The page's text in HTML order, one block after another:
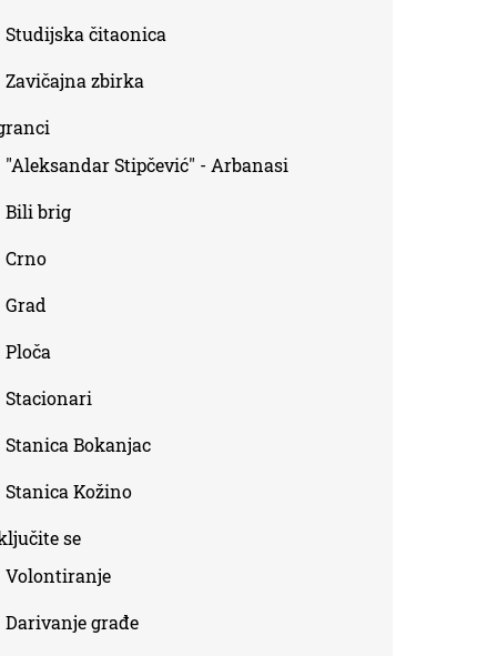
Studijska čitaonica
Zavičajna zbirka
"Aleksandar Stipčević" - Arbanasi
Bili brig
Crno
Grad
Ploča
Stacionari
Stanica Bokanjac
Stanica Kožino
se
Volontiranje
Darivanje građe